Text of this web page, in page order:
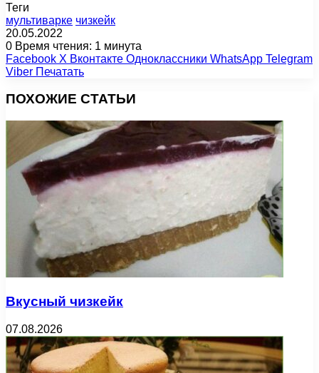
Теги
мультиварке чизкейк
20.05.2022
0 Время чтения: 1 минута
Facebook X Вконтакте Одноклассники WhatsApp Telegram
Viber Печатать
ПОХОЖИЕ СТАТЬИ
Вкусный чизкейк
07.08.2026